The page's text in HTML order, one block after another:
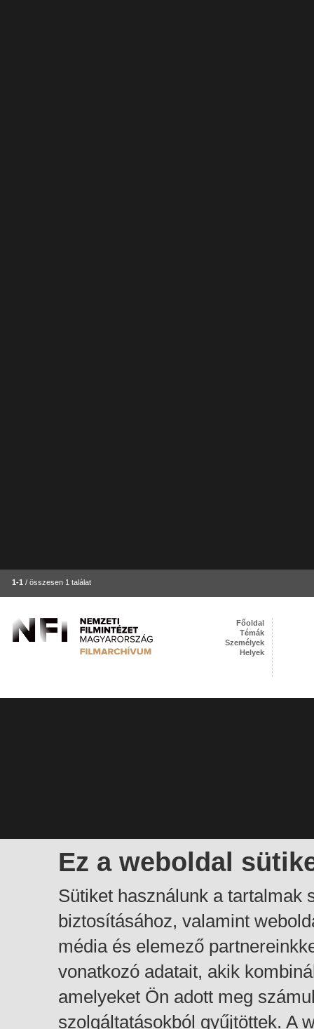
1-1 / összesen 1 találat
Ez a weboldal
Sütiket használunk a tartalmak
biztosításához, valamint
média és elemező
vonatkozó adatait, akik
amelyeket Ön adott meg
szolgáltatásokból gyűjtöttek. A
Főoldal
Témák
Személyek
Helyek